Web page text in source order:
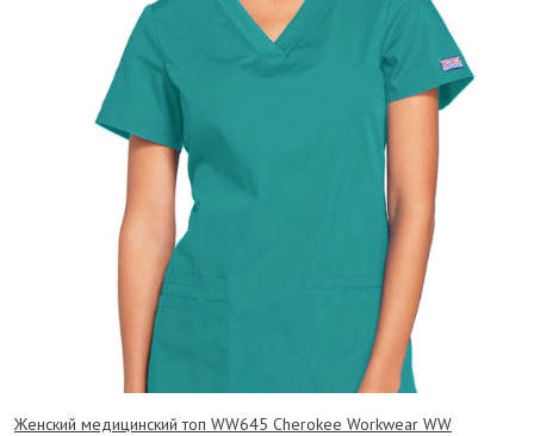
Женский медицинский топ WW645 Cherokee Workwear WW